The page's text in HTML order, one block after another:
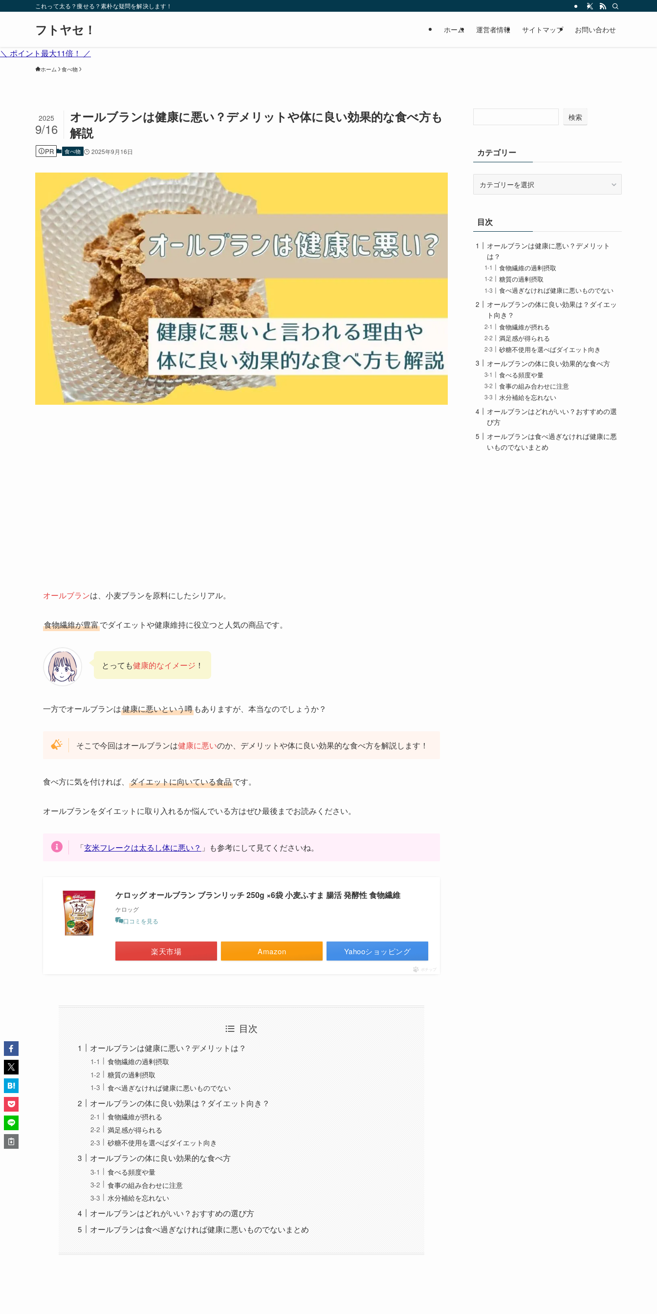
これって太る？痩せる？素朴な疑問を解決します！
フトヤセ！ ホーム 運営者情報 サイトマップ お問い合わせ
＼ ポイント最大11倍！ ／
ホーム 食べ物
オールブランは健康に悪い？デメリットや体に良い効果的な食べ方も
解説
2025
9/16
PR 食べ物 2025年9月16日
オールブランは、小麦ブランを原料にしたシリアル。
食物繊維が豊富でダイエットや健康維持に役立つと人気の商品です。
とっても健康的なイメージ ！
一方でオールブランは健康に悪いという噂 もありますが、本当なのでしょうか？
そこで今回はオールブランは健康に悪いのか、デメリットや体に良い効果的な食べ方を解説します！
食べ方に気を付ければ、 ダイエットに向いている食品です。
オールブランをダイエットに取り入れるか悩んでいる方はぜひ最後までお読みください。
「玄米フレークは太るし体に悪い？ 」も参考にして見てくださいね。
ケロッグ オールブラン ブランリッチ 250g ×6袋 小麦ふすま 腸活 発酵性 食物繊維
ケロッグ
口コミを見る
Amazon
楽天市場 Yahooショッピング
ポチップ
目次
オールブランは健康に悪い？デメリットは？
食物繊維の過剰摂取
糖質の過剰摂取
食べ過ぎなければ健康に悪いものでない
オールブランの体に良い効果は？ダイエット向き？
食物繊維が摂れる
満足感が得られる
砂糖不使用を選べばダイエット向き
オールブランの体に良い効果的な食べ方
食べる頻度や量
食事の組み合わせに注意
水分補給を忘れない
オールブランはどれがいい？おすすめの選び方
オールブランは食べ過ぎなければ健康に悪いものでないまとめ
検索
カテゴリー
ー目次
オールブランは健康に悪い？デメリット
は？
食物繊維の過剰摂取
糖質の過剰摂取
食べ過ぎなければ健康に悪いものでない
オールブランの体に良い効果は？ダイエッ
ト向き？
食物繊維が摂れる
満足感が得られる
砂糖不使用を選べばダイエット向き
オールブランの体に良い効果的な食べ方
食べる頻度や量
食事の組み合わせに注意
水分補給を忘れない
オールブランはどれがいい？おすすめの選
び方
オールブランは食べ過ぎなければ健康に悪
いものでないまとめ